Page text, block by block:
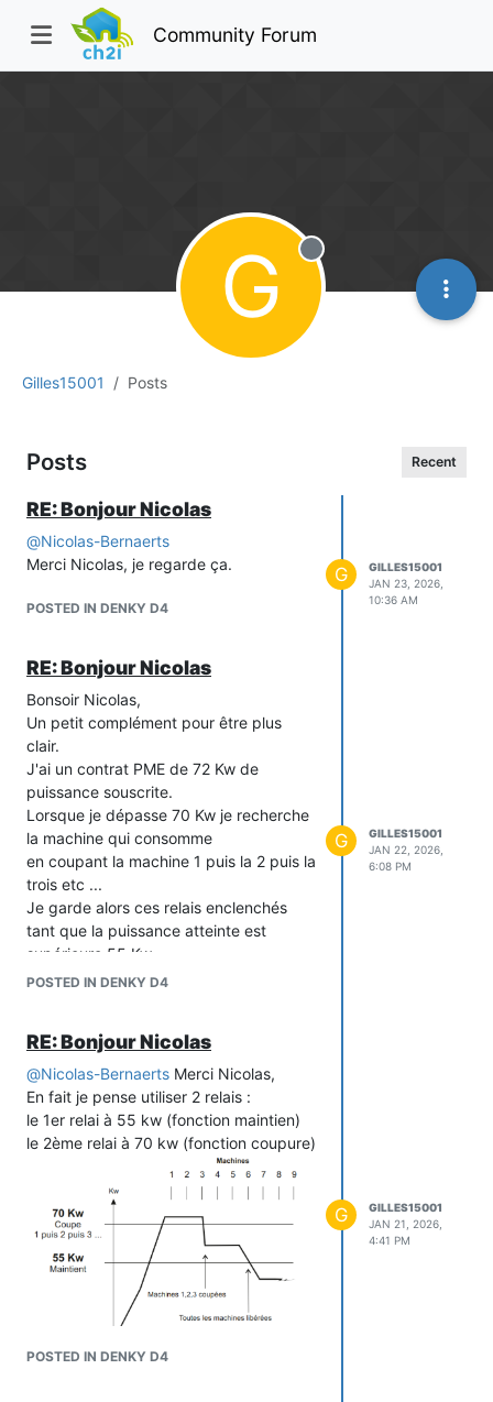
Community Forum
Gilles15001 Posts
G Offline
Posts Recent
RE: Bonjour Nicolas
@Nicolas-Bernaerts
Merci Nicolas, je regarde ça.
POSTED IN DENKY D4
G
GILLES15001
JAN 23, 2026,
10:36 AM
RE: Bonjour Nicolas
Bonsoir Nicolas,
Un petit complément pour être plus
clair.
J'ai un contrat PME de 72 Kw de
puissance souscrite.
Lorsque je dépasse 70 Kw je recherche
la machine qui consomme
en coupant la machine 1 puis la 2 puis la
trois etc ...
Je garde alors ces relais enclenchés
tant que la puissance atteinte est
supérieure 55 Kw.
Lorsque la puissance est inférieure à 55
compteur PME qui ne disjoncte pas
lorsque
la puissance souscrite est dépassée, il
enregistre la moyenne de puissance
toutes les 10 minutes.
POSTED IN DENKY D4
G
GILLES15001
JAN 22, 2026,
6:08 PM
RE: Bonjour Nicolas
@Nicolas-Bernaerts Merci Nicolas,
En fait je pense utiliser 2 relais :
le 1er relai à 55 kw (fonction maintien)
le 2ème relai à 70 kw (fonction coupure)
POSTED IN DENKY D4
G
GILLES15001
JAN 21, 2026,
4:41 PM